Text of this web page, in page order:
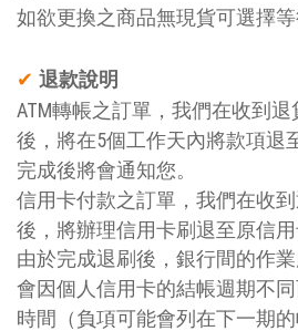
如欲更換之商品無現貨可選擇等
✔ 退款說明
ATM轉帳之訂單，我們在收到
後，將在5個工作天內將款項退
完成後將會通知您。
信用卡付款之訂單，我們在收
後，將辦理信用卡刷退至原信用
由於完成退刷後，銀行間的作
會因個人信用卡的結帳週期不
時間（負項可能會列在下一期的